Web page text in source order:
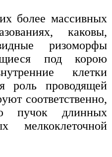
более массивных
каковы,
ризоморфы
под корою
клетки
роль проводящей
соответственно,
пучок длинных
мелкоклеточной